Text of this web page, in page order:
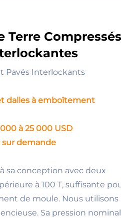
Terre
Pavés Interlockants
dalles à emboîtement
à 25 000 USD
demande
sa conception avec deux
à 100 T, suffisante
de moule. Nous utilisons
Sa pression